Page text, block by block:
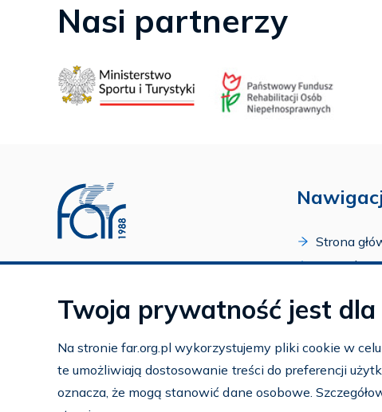
Nasi partnerzy
Profil FAR w serwisie Youtube
Profil FAR w serwisie Instagram
Strona
O Fundacji
Kontakt
Subkonto
Twoja prywatność jest
Na stronie far.org.pl wykorzystujemy pliki cookie w
te umożliwiają dostosowanie treści do preferencji
oznacza, że mogą stanowić dane osobowe.